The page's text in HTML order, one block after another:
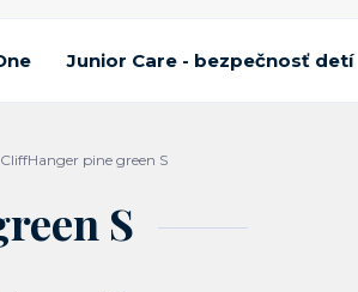
Junior Care - bezpečnosť detí
CliffHanger pine green S
S